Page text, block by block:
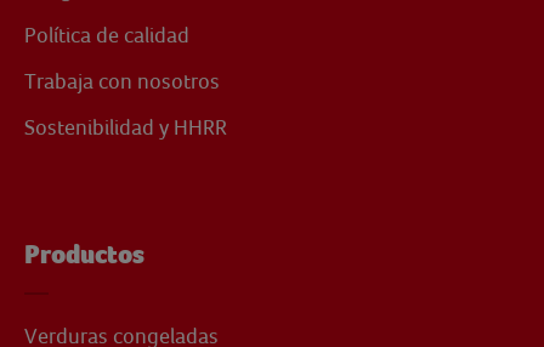
Política de calidad
Trabaja con nosotros
Sostenibilidad y HHRR
Productos
Verduras congeladas